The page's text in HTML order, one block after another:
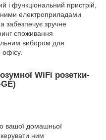
функціональний пристрій,
електроприладами
забезпечує зручне
споживання
вибором для
WiFi розетки-
вашої домашньої
ним